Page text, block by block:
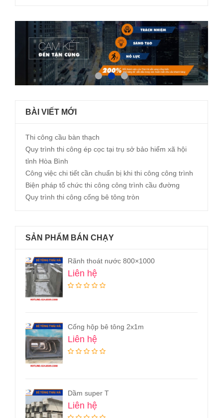
BÀI VIẾT MỚI
Thi công cầu bàn thạch
Quy trình thi công ép cọc tại trụ sở bảo hiểm xã hội
tỉnh Hòa Bình
Công việc chi tiết cần chuẩn bị khi thi công công trình
Biện pháp tổ chức thi công công trình cầu đường
Quy trình thi công cống bê tông tròn
SẢN PHẨM BÁN CHẠY
Rãnh thoát nước 800×1000
Liên hệ
Cống hộp bê tông 2x1m
Liên hệ
Dầm super T
Liên hệ